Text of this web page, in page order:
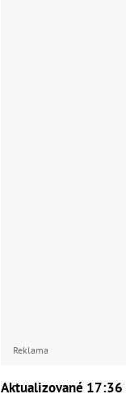
Reklama
Aktualizované 17:36